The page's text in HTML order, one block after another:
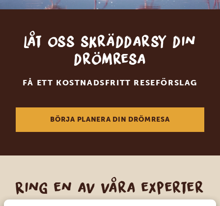
Låt oss skräddarsy din
drömresa
FÅ ETT KOSTNADSFRITT RESEFÖRSLAG
BÖRJA PLANERA DIN DRÖMRESA
Ring en av våra experter